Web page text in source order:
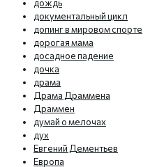
дождь
документальный цикл
допинг в мировом спорте
дорогая мама
досадное падение
дочка
драма
Драма Драммена
Драммен
думай о мелочах
дух
Евгений Дементьев
Европа